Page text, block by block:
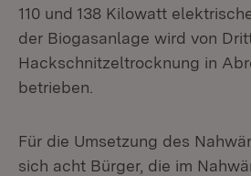
110 und 138 Kilowatt
der Biogasanlage wird von
Hackschnitzeltrocknung in
betrieben.
Für die Umsetzung des
sich acht Bürger, die im